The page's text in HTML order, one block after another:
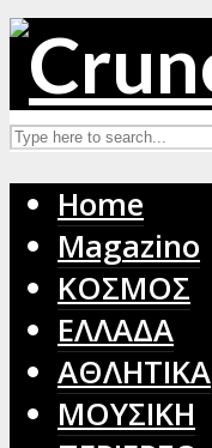
Home
Magazino
ΚΟΣΜΟΣ
ΕΛΛΑΔΑ
ΑΘΛΗΤΙΚΑ
ΜΟΥΣΙΚΗ